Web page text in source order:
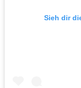
Sieh dir